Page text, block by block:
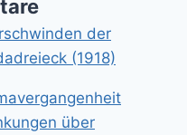
der
(1918)
über